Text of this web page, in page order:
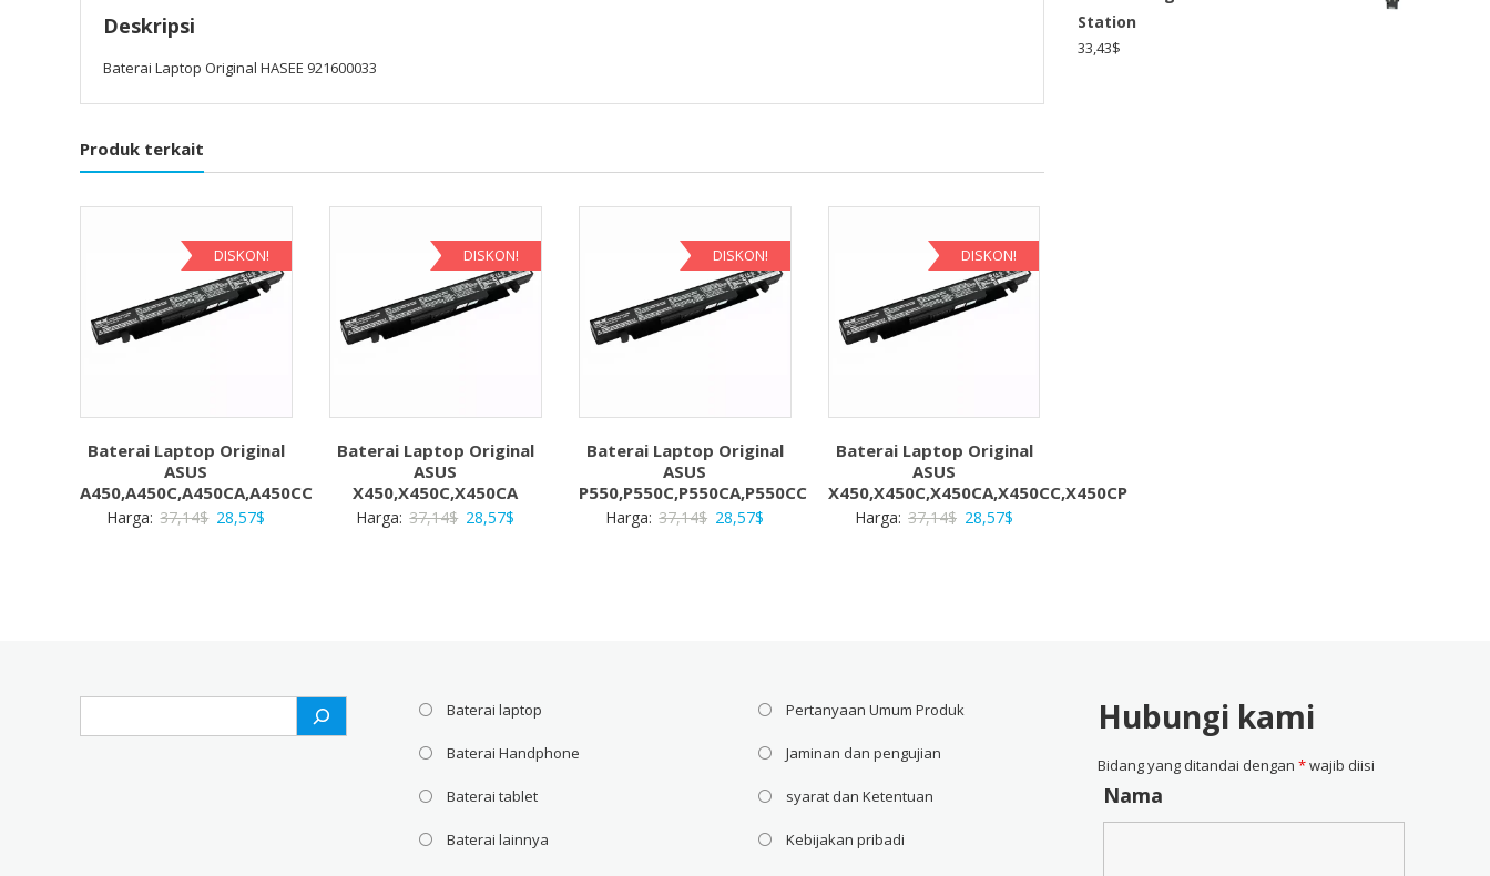
Deskripsi
Baterai Laptop Original HASEE 921600033
Produk terkait
DISKON!
Baterai Laptop Original
ASUS
A450,A450C,A450CA,A450CC
Harga: 37,14$ Harga
28,57$
DISKON!
Baterai Laptop Original
ASUS
X450,X450C,X450CA
Harga: 37,14$ Harga
28,57$
DISKON!
Baterai Laptop Original
ASUS
P550,P550C,P550CA,P550CC
Harga: 37,14$ Harga
28,57$
DISKON!
Baterai Laptop Original
ASUS
X450,X450C,X450CA,X450CC,X450CP
Harga: 37,14$ Harga
28,57$
Station
33,43$
Baterai laptop
Baterai Handphone
Baterai tablet
Baterai lainnya
Pertanyaan Umum Produk
Jaminan dan pengujian
syarat dan Ketentuan
Kebijakan pribadi
Hubungi kami
Bidang yang ditandai dengan*wajib diisi
Nama